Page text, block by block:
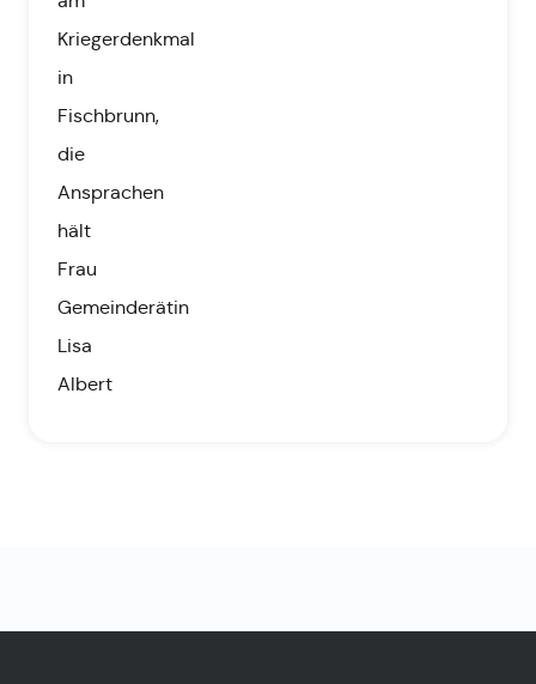
Kriegerdenkmal
in
Fischbrunn,
die
Ansprachen
hält
Frau
Gemeinderätin
Lisa
Albert